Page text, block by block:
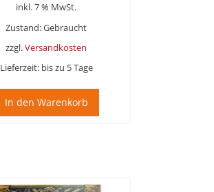
inkl. 7 % MwSt.
Zustand: Gebraucht
zzgl.Versandkosten
Lieferzeit: bis zu 5 Tage
In den Warenkorb